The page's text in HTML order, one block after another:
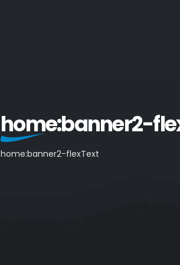
home:banner2-
home:banner2-flexText